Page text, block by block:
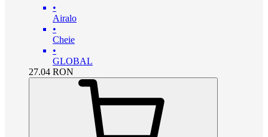
•
Airalo
•
Cheie
•
GLOBAL
27.04 RON